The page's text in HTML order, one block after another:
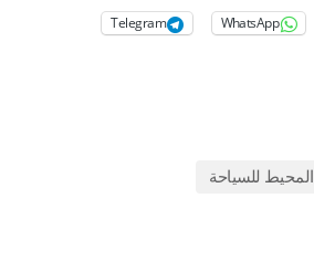
WhatsApp
Telegram
المحيط للسياحة